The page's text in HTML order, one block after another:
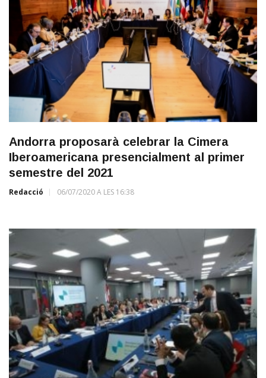
Andorra proposarà celebrar la Cimera
Iberoamericana presencialment al primer
semestre del 2021
Redacció 06/07/2020 A LES 16:38